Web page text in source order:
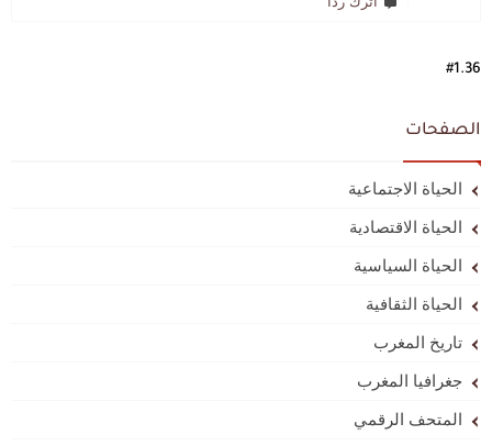
#1.36
الصفحات
الحياة الاجتماعية
الحياة الاقتصادية
الحياة السياسية
الحياة الثقافية
تاريخ المغرب
جغرافيا المغرب
المتحف الرقمي